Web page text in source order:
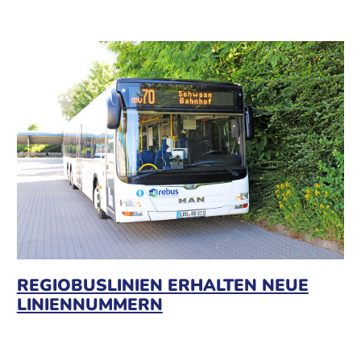
REGIOBUSLINIEN ERHALTEN NEUE
LINIENNUMMERN